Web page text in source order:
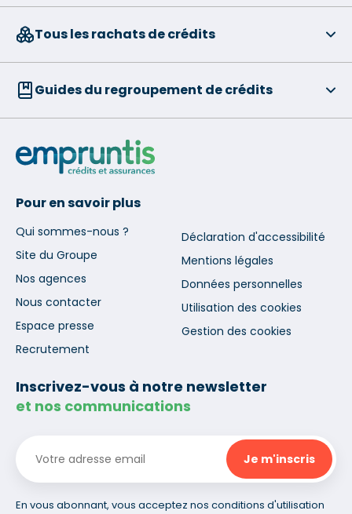
Tous les rachats de crédits
Guides du regroupement de crédits
Pour en savoir plus
Qui sommes-nous ?
Site du Groupe
Nos agences
Nous contacter
Espace presse
Recrutement
Déclaration d'accessibilité
Mentions légales
Données personnelles
Utilisation des cookies
Gestion des cookies
Inscrivez-vous à notre newsletter
et nos communications
En vous abonnant, vous acceptez nos conditions d'utilisation